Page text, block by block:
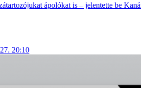
ápolókat is – jelentette be
20:10